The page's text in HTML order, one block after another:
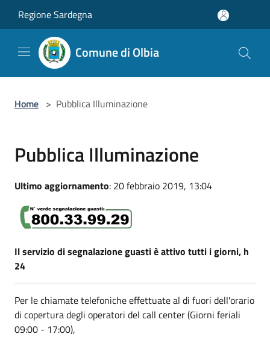
Regione Sardegna
Comune di Olbia
Home > Pubblica Illuminazione
Pubblica Illuminazione
Ultimo aggiornamento: 20 febbraio 2019, 13:04
Il servizio di segnalazione guasti è attivo tutti i giorni, h
24
Per le chiamate telefoniche effettuate al di fuori dell'orario
di copertura degli operatori del call center (Giorni feriali
09:00 - 17:00),